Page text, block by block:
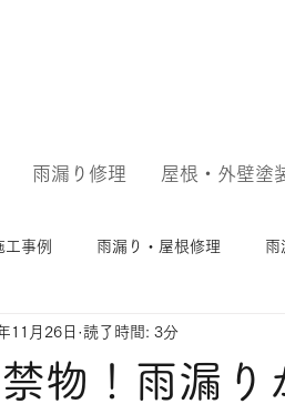
雨漏り修理 屋根・外壁塗
工事例 雨漏り・屋根修理 雨
物！雨漏り
11月26日 読了時間: 3分